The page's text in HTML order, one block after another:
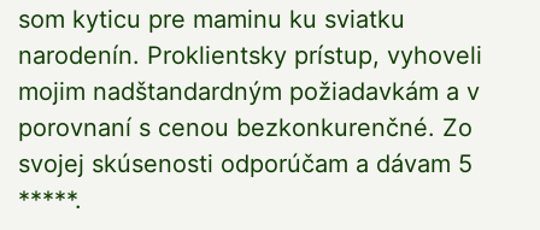
som kyticu pre maminu ku sviatku
narodenín. Proklientsky prístup, vyhoveli
mojim nadštandardným požiadavkám a v
porovnaní s cenou bezkonkurenčné. Zo
svojej skúsenosti odporúčam a dávam 5
*****.